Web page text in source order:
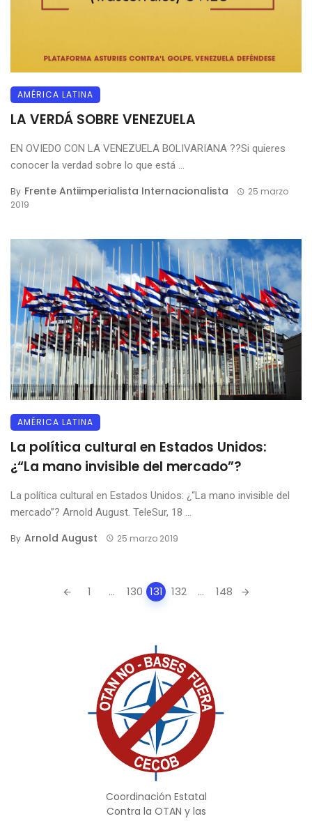
AMÉRICA LATINA
LA VERDÁ SOBRE VENEZUELA
EN OVIEDO CON LA VENEZUELA BOLIVARIANA ??Si quieres
conocer la verdad sobre lo que está ...
By Frente Antiimperialista Internacionalista
25 marzo
2019
AMÉRICA LATINA
La política cultural en Estados Unidos:
¿“La mano invisible del mercado”?
La política cultural en Estados Unidos: ¿“La mano invisible del
mercado”? Arnold August. TeleSur, 18 ...
By Arnold August 25 marzo 2019
1 ... 130 131 132 ... 148
Coordinación Estatal
Contra la OTAN y las